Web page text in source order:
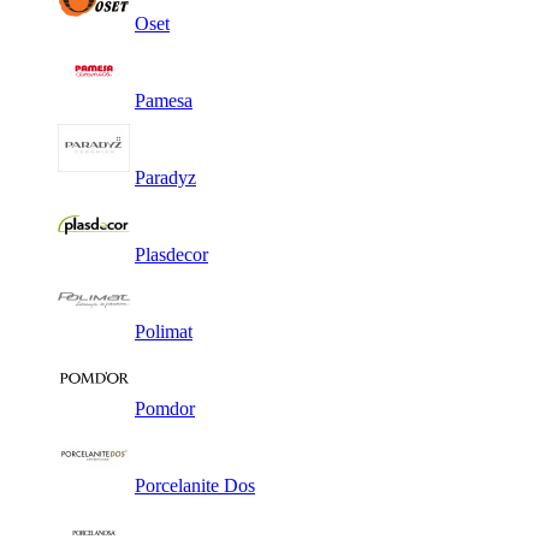
Oset
Pamesa
Paradyz
Plasdecor
Polimat
Pomdor
Porcelanite Dos